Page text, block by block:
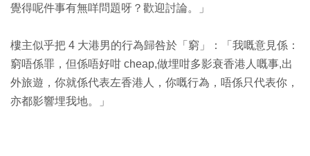
覺得呢件事有無咩問題呀？歡迎討論。」
樓主似乎把 4 大港男的行為歸咎於「窮」：「我嘅意見係：
窮唔係罪，但係唔好咁 cheap,做埋咁多影衰香港人嘅事,出
外旅遊，你就係代表左香港人，你嘅行為，唔係只代表你，
亦都影響埋我地。」